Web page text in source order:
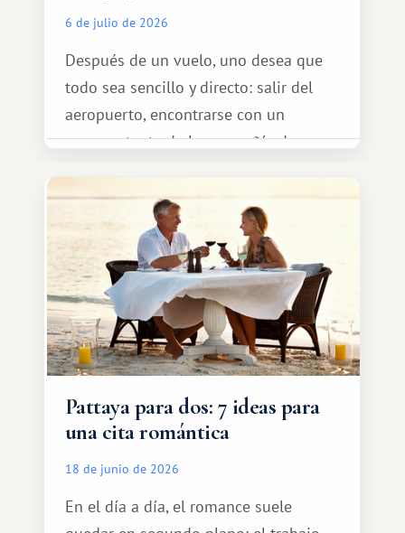
6 de julio de 2026
Después de un vuelo, uno desea que
todo sea sencillo y directo: salir del
aeropuerto, encontrarse con un
representante de la compañía de
tranquilamente hasta el complejo
turístico.
Pattaya para dos: 7 ideas para
una cita romántica
18 de junio de 2026
En el día a día, el romance suele